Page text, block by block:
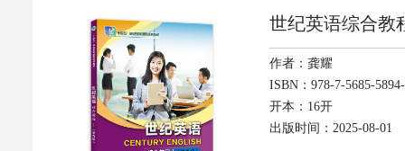
世纪英语综合教
作者：龚耀
ISBN：978-7-5685-
开本：16开
出版时间：2025-08-01